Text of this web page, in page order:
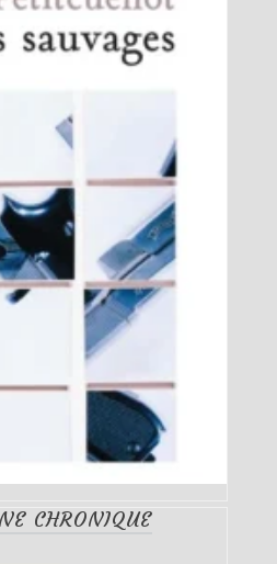
CHRONIQUE